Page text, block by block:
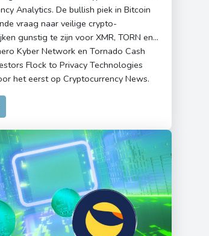
Analytics. De bullish piek in Bitcoin
vraag naar veilige crypto-
gunstig te zijn voor XMR, TORN en...
Kyber Network en Tornado Cash
Flock to Privacy Technologies
het eerst op Cryptocurrency News.